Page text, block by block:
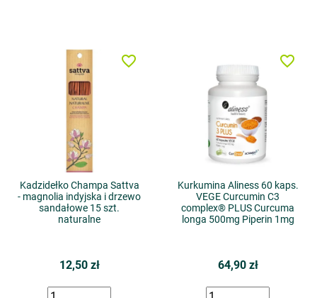
Kadzidełko Champa Sattva
- magnolia indyjska i drzewo
sandałowe 15 szt.
naturalne
12,50 zł
favorite_border
Kurkumina Aliness 60 kaps.
VEGE Curcumin C3
complex® PLUS Curcuma
longa 500mg Piperin 1mg
64,90 zł
favorite_border